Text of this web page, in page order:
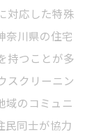
スト
しくする
法
対応した特殊
奈川県の住宅
持つことが多
スクリーニン
域のコミュニ
民同士が協力